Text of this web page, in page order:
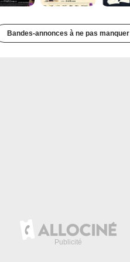
Bandes-annonces à ne pas manquer